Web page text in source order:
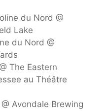
du Nord @
Lake
du Nord @
The Eastern
au Théâtre
Avondale Brewing